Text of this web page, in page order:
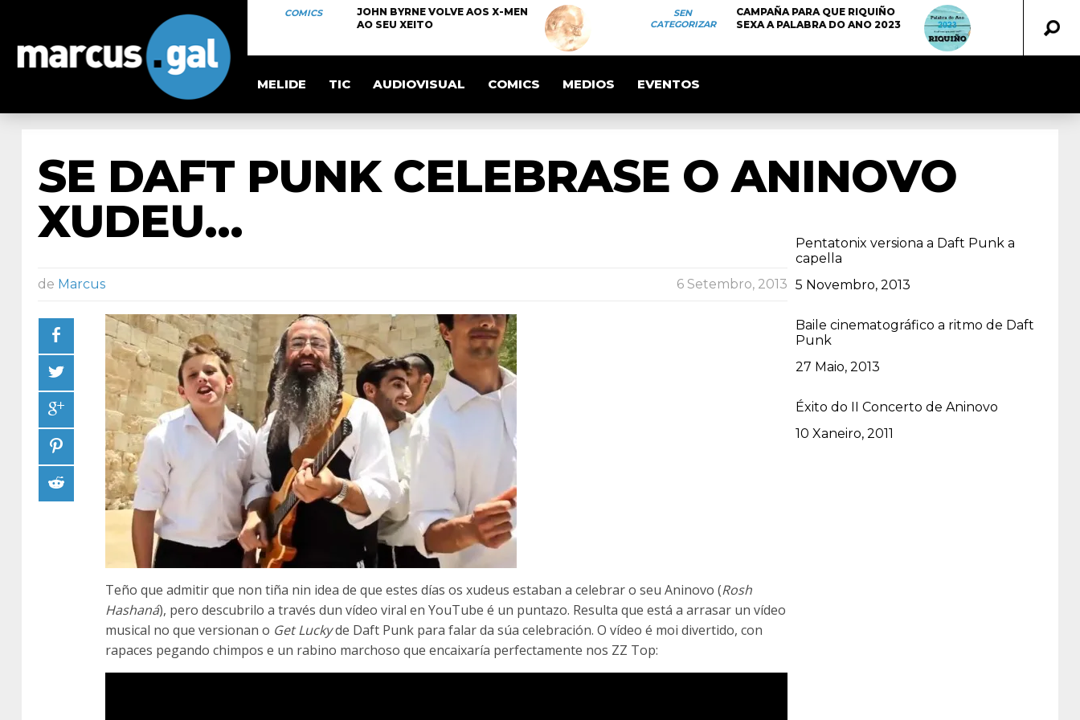
COMICS
JOHN BYRNE VOLVE AOS X-MEN
AO SEU XEITO
SEN
CATEGORIZAR
CAMPAÑA PARA QUE RIQUIÑO
SEXA A PALABRA DO ANO 2023
MELIDE TIC AUDIOVISUAL COMICS MEDIOS EVENTOS
SE DAFT PUNK CELEBRASE O ANINOVO
XUDEU…
de Marcus 6 Setembro, 2013
Teño que admitir que non tiña nin idea de que estes días os xudeus estaban a celebrar o seu Aninovo (Rosh
Hashaná), pero descubrilo a través dun vídeo viral en YouTube é un puntazo. Resulta que está a arrasar un vídeo
musical no que versionan o Get Luckyde Daft Punk para falar da súa celebración. O vídeo é moi divertido, con
rapaces pegando chimpos e un rabino marchoso que encaixaría perfectamente nos ZZ Top:
Pentatonix versiona a Daft Punk a
capella
Data
5 Novembro, 2013
Baile cinematográfico a ritmo de Daft
Punk
Data
27 Maio, 2013
Éxito do II Concerto de Aninovo
Data
10 Xaneiro, 2011